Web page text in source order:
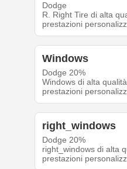
Dodge
R. Right Tire di alta
prestazioni
Windows
Dodge 20%
Windows di alta
prestazioni
right_windows
Dodge 20%
right_windows di alta
prestazioni